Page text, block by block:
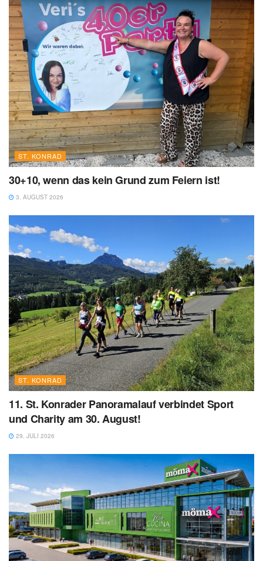
ST. KONRAD
30+10, wenn das kein Grund zum Feiern ist!
3. AUGUST 2026
ST. KONRAD
11. St. Konrader Panoramalauf verbindet Sport
und Charity am 30. August!
29. JULI 2026